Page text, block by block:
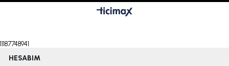
11187748941
HESABIM